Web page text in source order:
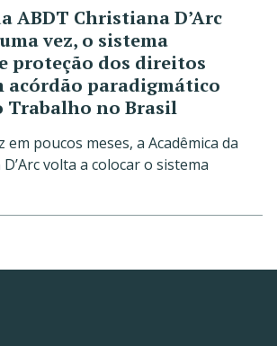
ABDT Christiana D’Arc
vez, o sistema
proteção dos direitos
acórdão paradigmático
Trabalho no Brasil
em poucos meses, a Acadêmica da
volta a colocar o sistema